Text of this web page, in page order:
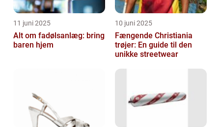
11 juni 2025
Alt om fadølsanlæg: bring
baren hjem
10 juni 2025
Fængende Christiania
trøjer: En guide til den
unikke streetwear